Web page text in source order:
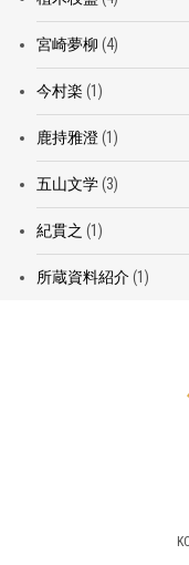
宮崎夢柳 (4)
今村楽 (1)
鹿持雅澄(1)
五山文学(3)
紀貫之 (1)
所蔵資料紹介(1)